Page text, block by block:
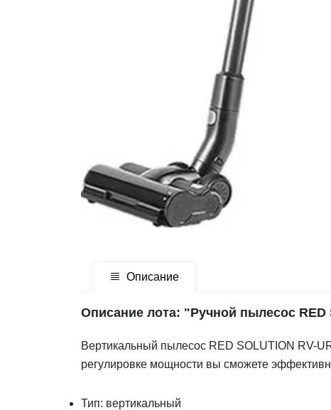
Описание
Описание лота: "Ручной пылесос RED
Вертикальный пылесос RED SOLUTION RV-
регулировке мощности вы сможете
Тип: вертикальный